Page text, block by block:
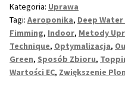
w
Kategoria: Uprawa
Tagi: Aeroponika, Deep
Fimming, Indoor, Metody
Technique, Optymalizacja,
Green, Sposób Zbioru,
Wartości EC, Zwiększenie